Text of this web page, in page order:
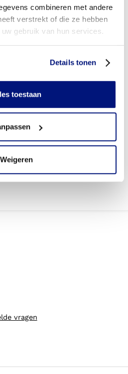
combineren met andere
verstrekt of die ze hebben
gebruik van hun services.
Details tonen
toestaan
Weigeren
van mijn
extra paar orthopedische
een nieuw paar
vragen